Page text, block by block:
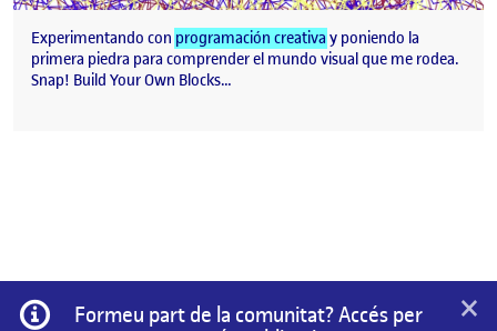
Experimentando con programación creativa y poniendo la
primera piedra para comprender el mundo visual que me rodea.
Snap! Build Your Own Blocks…
Informació
Formeu part de la comunitat? Accés per
×